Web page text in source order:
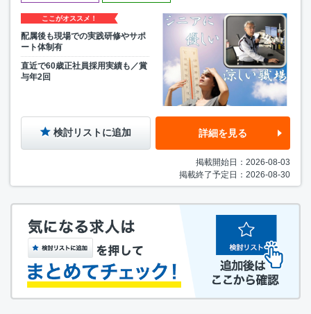
ここがオススメ！
配属後も現場での実践研修やサポ
ート体制有
直近で60歳正社員採用実績も／賞
与年2回
検討リストに追加 詳細を見る
掲載開始日：2026-08-03
掲載終了予定日：2026-08-30